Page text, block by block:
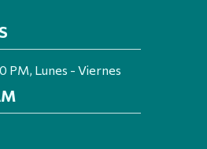
PM, Lunes - Viernes